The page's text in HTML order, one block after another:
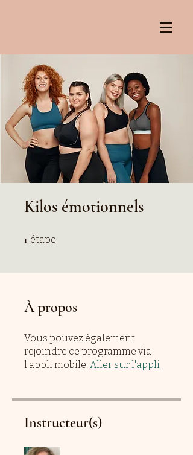
Kilos émotionnels
1 étape
À propos
Vous pouvez également
rejoindre ce programme via
l'appli mobile. Aller sur l'appli
Instructeur(s)